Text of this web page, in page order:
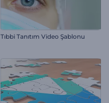
Tıbbi Tanıtım Video Şablonu